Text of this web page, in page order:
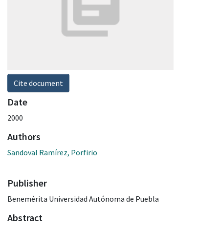
Cite document
Date
2000
Authors
Sandoval Ramírez, Porfirio
Publisher
Benemérita Universidad Autónoma de Puebla
Abstract